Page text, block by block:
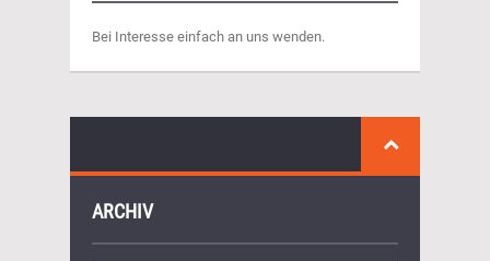
Bei Interesse einfach an uns wenden.
ARCHIV